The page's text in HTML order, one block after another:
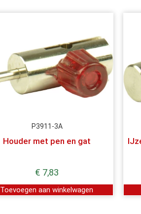
P3911-3A
Houder met pen en gat
€ 7,83
Toevoegen aan winkelwagen